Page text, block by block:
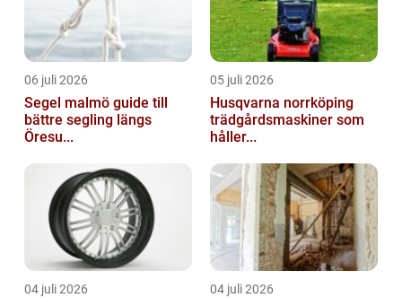
06 juli 2026
Segel malmö guide till
bättre segling längs
Öresu...
05 juli 2026
Husqvarna norrköping
trädgårdsmaskiner som
håller...
04 juli 2026 04 juli 2026